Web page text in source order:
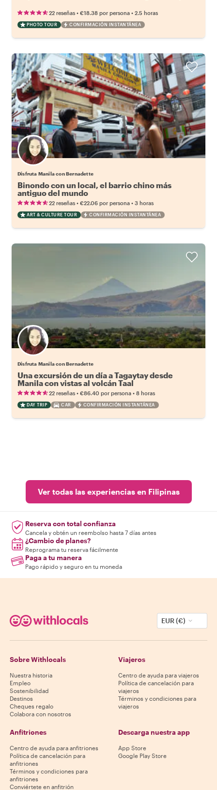
22 reseñas • €18.38 por persona • 2.5 horas
PHOTO TOUR CONFIRMACIÓN INSTANTÁNEA
Disfruta Manila con Bernadette
Binondo con un local, el barrio chino más
antiguo del mundo
22 reseñas • €22.06 por persona • 3 horas
ART & CULTURE TOUR CONFIRMACIÓN INSTANTÁNEA
Disfruta Manila con Bernadette
Una excursión de un día a Tagaytay desde
Manila con vistas al volcán Taal
22 reseñas • €86.40 por persona • 8 horas
DAY TRIP CAR CONFIRMACIÓN INSTANTÁNEA
Ver todas las experiencias en Filipinas
Reserva con total confianza
Cancela y obtén un reembolso hasta 7 días antes
¿Cambio de planes?
Reprograma tu reserva fácilmente
Paga a tu manera
Pago rápido y seguro en tu moneda
EUR (€)
Sobre Withlocals
Nuestra historia
Empleo
Sostenibilidad
Destinos
Cheques regalo
Colabora con nosotros
Viajeros
Centro de ayuda para viajeros
Política de cancelación para
viajeros
Términos y condiciones para
viajeros
Anfitriones
Centro de ayuda para anfitriones
Política de cancelación para
anfitriones
Términos y condiciones para
anfitriones
Conviértete en anfitrión
Descarga nuestra app
App Store
Google Play Store